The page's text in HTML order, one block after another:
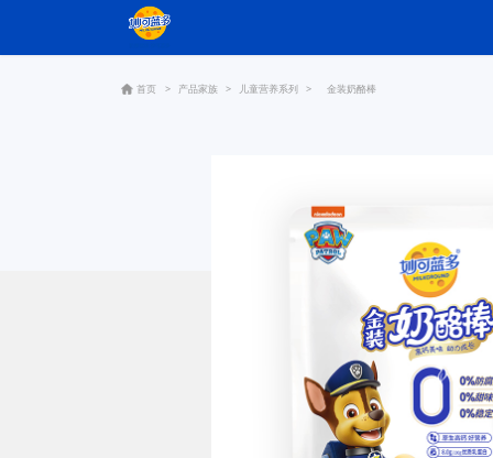
首页 > 产品家族 > 儿童营养系列 > 金装奶酪棒